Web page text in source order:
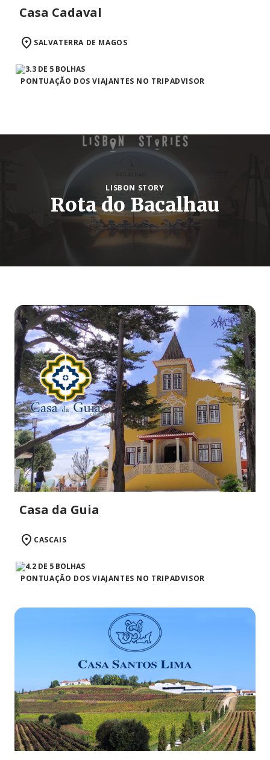
Casa Cadaval
SALVATERRA DE MAGOS
PONTUAÇÃO DOS VIAJANTES NO TRIPADVISOR
LISBON STORY
Rota do Bacalhau
Casa da Guia
CASCAIS
PONTUAÇÃO DOS VIAJANTES NO TRIPADVISOR